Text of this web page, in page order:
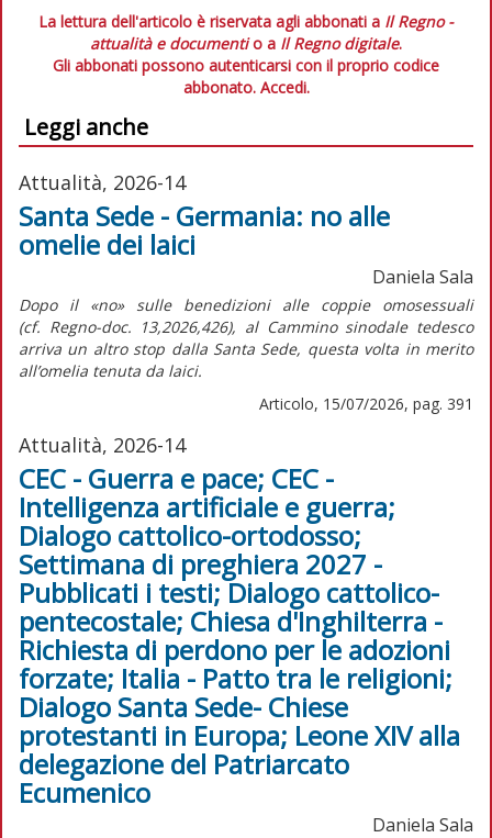
La lettura dell'articolo è riservata agli abbonati a Il Regno -
attualità e documentio a Il Regno digitale.
Gli abbonati possono autenticarsi con il proprio codice
abbonato. Accedi.
Leggi anche
Attualità, 2026-14
Santa Sede - Germania: no alle
omelie dei laici
Daniela Sala
Dopo il «no» sulle benedizioni alle coppie omosessuali
(cf. Regno-doc. 13,2026,426), al Cammino sinodale tedesco
arriva un altro stop dalla Santa Sede, questa volta in merito
all’omelia tenuta da laici.
Articolo, 15/07/2026, pag. 391
Attualità, 2026-14
CEC - Guerra e pace; CEC -
Intelligenza artificiale e guerra;
Dialogo cattolico-ortodosso;
Settimana di preghiera 2027 -
Pubblicati i testi; Dialogo cattolico-
pentecostale; Chiesa d'Inghilterra -
Richiesta di perdono per le adozioni
forzate; Italia - Patto tra le religioni;
Dialogo Santa Sede- Chiese
protestanti in Europa; Leone XIV alla
delegazione del Patriarcato
Ecumenico
Daniela Sala